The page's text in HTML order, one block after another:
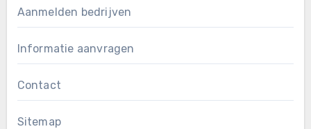
Aanmelden bedrijven
Informatie aanvragen
Contact
Sitemap